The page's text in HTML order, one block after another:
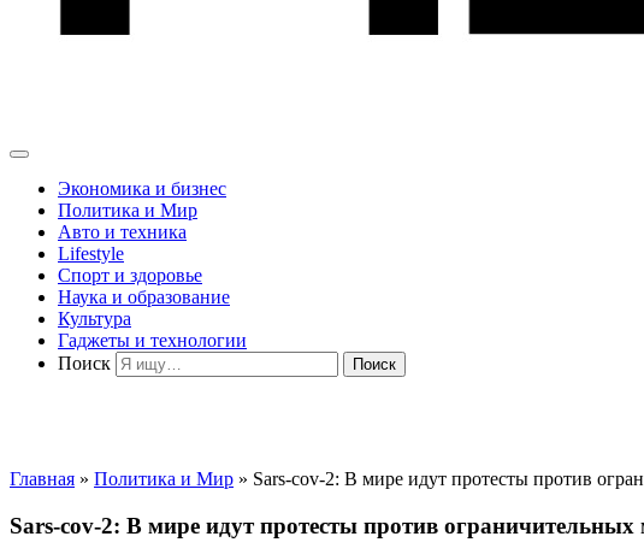
Экономика и бизнес
Политика и Мир
Авто и техника
Lifestyle
Спорт и здоровье
Наука и образование
Культура
Гаджеты и технологии
Поиск
Главная » Политика и Мир » Sars-cov-2: В мире идут протесты против
Sars-cov-2: В мире идут протесты против ограничительных